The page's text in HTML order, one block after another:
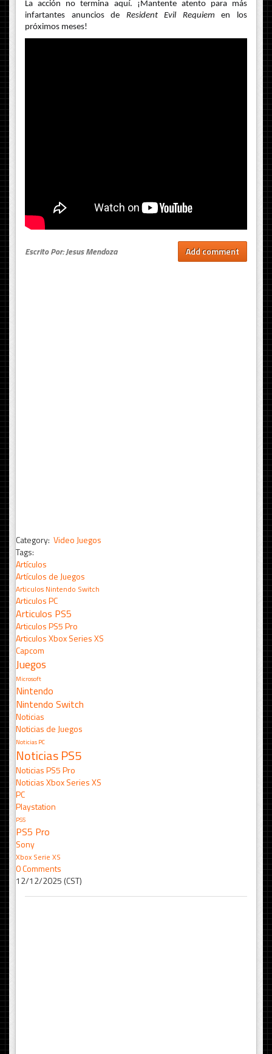
La acción no termina aquí. ¡Mantente atento para más
infartantes anuncios de Resident Evil Requiem en los
próximos meses!
Escrito Por: Jesus Mendoza Add comment
Category: Video Juegos
Tags:
Artículos
Artículos de Juegos
Articulos Nintendo Switch
Articulos PC
Articulos PS5
Articulos PS5 Pro
Articulos Xbox Series XS
Capcom
Juegos
Microsoft
Nintendo
Nintendo Switch
Noticias
Noticias de Juegos
Noticias PC
Noticias PS5
Noticias PS5 Pro
Noticias Xbox Series XS
PC
Playstation
PS5
PS5 Pro
Sony
Xbox Serie XS
0 Comments
12/12/2025 (CST)